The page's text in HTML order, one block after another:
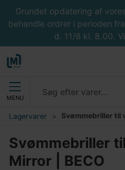
Grundet opdatering af
behandle ordrer i perioden
d. 11/8 kl. 8.00.
MENU
Lagervarer Svømmebriller til
Svømmebriller
Mirror | BECO